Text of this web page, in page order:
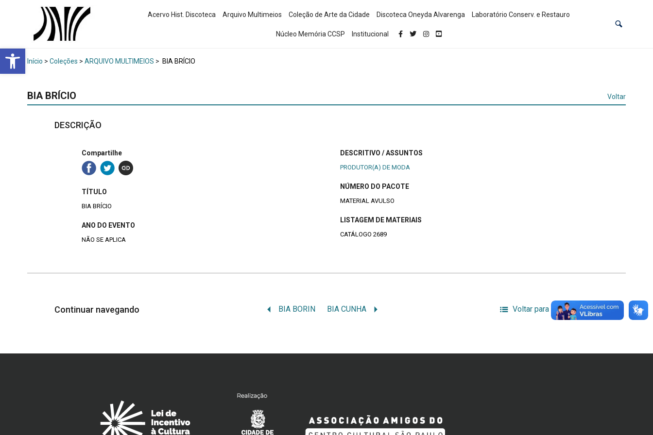
Abrir a barra de ferramentas
Acervo Hist. Discoteca Arquivo Multimeios Coleção de Arte da Cidade Discoteca Oneyda Alvarenga Laboratório Conserv. e Restauro
Núcleo Memória CCSP Institucional
Início > Coleções > ARQUIVO MULTIMEIOS > BIA BRÍCIO
BIA BRÍCIO Voltar
DESCRIÇÃO
Compartilhe
TÍTULO
BIA BRÍCIO
ANO DO EVENTO
NÃO SE APLICA
DESCRITIVO / ASSUNTOS
PRODUTOR(A) DE MODA
NÚMERO DO PACOTE
MATERIAL AVULSO
LISTAGEM DE MATERIAIS
CATÁLOGO 2689
Continuar navegando BIA BORIN BIA CUNHA Voltar para a lista de itens